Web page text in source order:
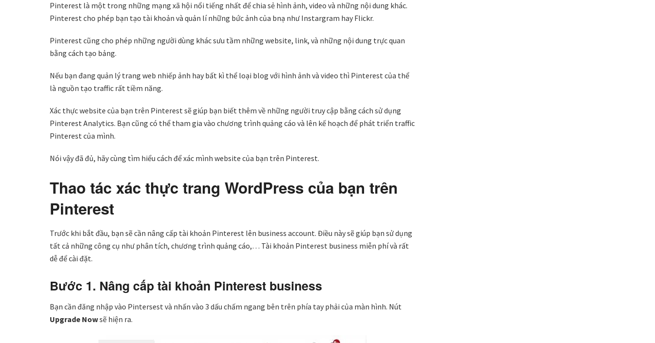
Pinterest là một trong những mạng xã hội nổi tiếng nhất để chia sẻ hình ảnh, video và những nội dung khác.
Pinterest cho phép bạn tạo tài khoản và quản lí những bức ảnh của bnạ như Instargram hay Flickr.
Pinterest cũng cho phép những người dùng khác sưu tầm những website, link, và những nội dung trực quan
bằng cách tạo bảng.
Nếu bạn đang quản lý trang web nhiếp ảnh hay bất kì thể loại blog với hình ảnh và video thì Pinterest của thể
là nguồn tạo traffic rất tiềm năng.
Xác thực website của bạn trên Pinterest sẽ giúp bạn biết thêm về những người truy cập bằng cách sử dụng
Pinterest Analytics. Bạn cũng có thể tham gia vào chương trình quảng cáo và lên kế hoạch để phát triển traffic
Pinterest của mình.
Nói vậy đã đủ, hãy cùng tìm hiểu cách để xác mình website của bạn trên Pinterest.
Thao tác xác thực trang WordPress của bạn trên
Pinterest
Trước khi bắt đầu, bạn sẽ cần nâng cấp tài khoản Pinterest lên business account. Điều này sẽ giúp bạn sử dụng
tất cả những công cụ như phân tích, chương trình quảng cáo,… Tài khoản Pinterest business miễn phí và rất
dễ để cài đặt.
Bước 1. Nâng cấp tài khoản Pinterest business
Bạn cần đăng nhập vào Pintersest và nhấn vào 3 dấu chấm ngang bên trên phía tay phải của màn hình. Nút
Upgrade Nowsẽ hiện ra.